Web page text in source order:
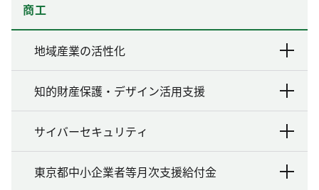
商工
地域産業の活性化
知的財産保護・デザイン活用支援
サイバーセキュリティ
東京都中小企業者等月次支援給付金